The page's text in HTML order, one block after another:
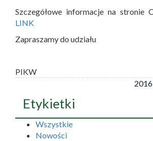
Szczegółowe informacje na stronie
LINK
Zapraszamy do udziału
PIKW
Etykietki
Wszystkie
Nowości